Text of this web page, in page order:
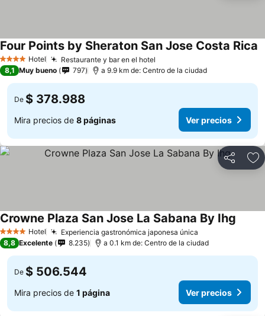
4 EstrellasHotel Restaurante y bar en el hotel
Four Points by Sheraton San Jose Costa Rica
8,1 Muy bueno 797 a 9.9 km de: Centro de la ciudad
De $ 378.988
Mira precios de 8 páginas Ver precios
Compartir
4 EstrellasHotel Experiencia gastronómica japonesa única
Crowne Plaza San Jose La Sabana By Ihg
8,8 Excelente 8.235 a 0.1 km de: Centro de la ciudad
De $ 506.544
Mira precios de 1 página Ver precios